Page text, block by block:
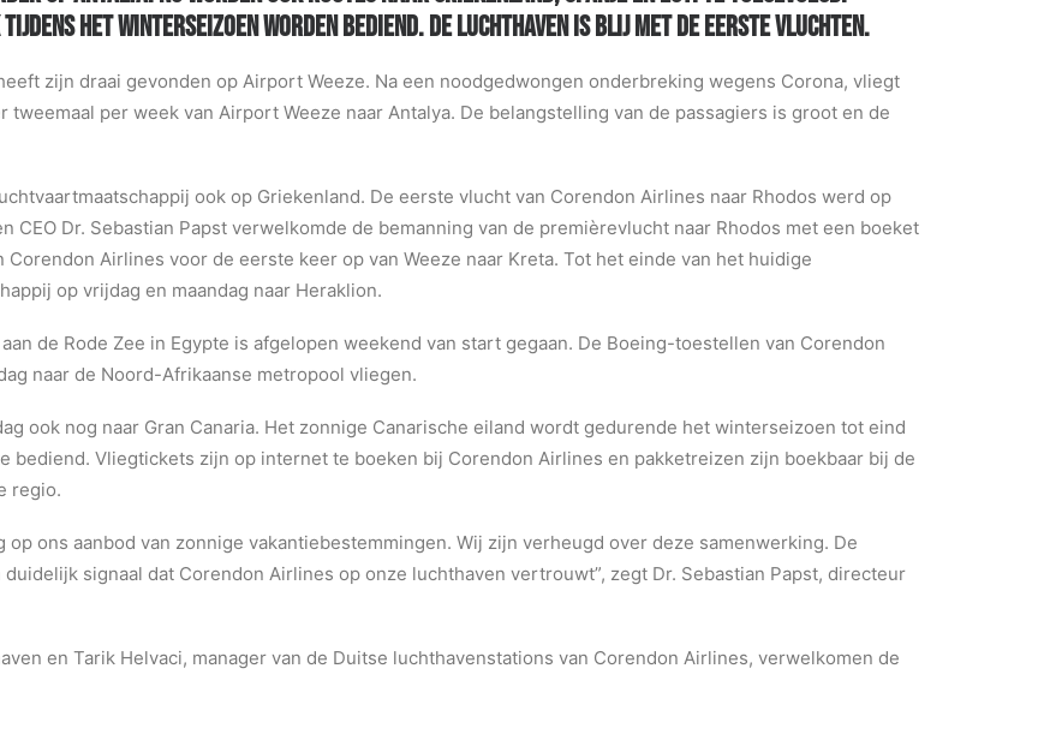
HET WINTERSEIZOEN WORDEN BEDIEND. DE LUCHTHAVEN IS BLIJ MET DE EERSTE VLUCHTEN.
zijn draai gevonden op Airport Weeze. Na een noodgedwongen onderbreking wegens Corona, vliegt
per week van Airport Weeze naar Antalya. De belangstelling van de passagiers is groot en de
ook op Griekenland. De eerste vlucht van Corendon Airlines naar Rhodos werd op
CEO Dr. Sebastian Papst verwelkomde de bemanning van de premièrevlucht naar Rhodos met een boeket
Airlines voor de eerste keer op van Weeze naar Kreta. Tot het einde van het huidige
op vrijdag en maandag naar Heraklion.
de Rode Zee in Egypte is afgelopen weekend van start gegaan. De Boeing-toestellen van Corendon
naar de Noord-Afrikaanse metropool vliegen.
ook nog naar Gran Canaria. Het zonnige Canarische eiland wordt gedurende het winterseizoen tot eind
bediend. Vliegtickets zijn op internet te boeken bij Corendon Airlines en pakketreizen zijn boekbaar bij de
regio.
ons aanbod van zonnige vakantiebestemmingen. Wij zijn verheugd over deze samenwerking. De
signaal dat Corendon Airlines op onze luchthaven vertrouwt”, zegt Dr. Sebastian Papst, directeur
en Tarik Helvaci, manager van de Duitse luchthavenstations van Corendon Airlines, verwelkomen de